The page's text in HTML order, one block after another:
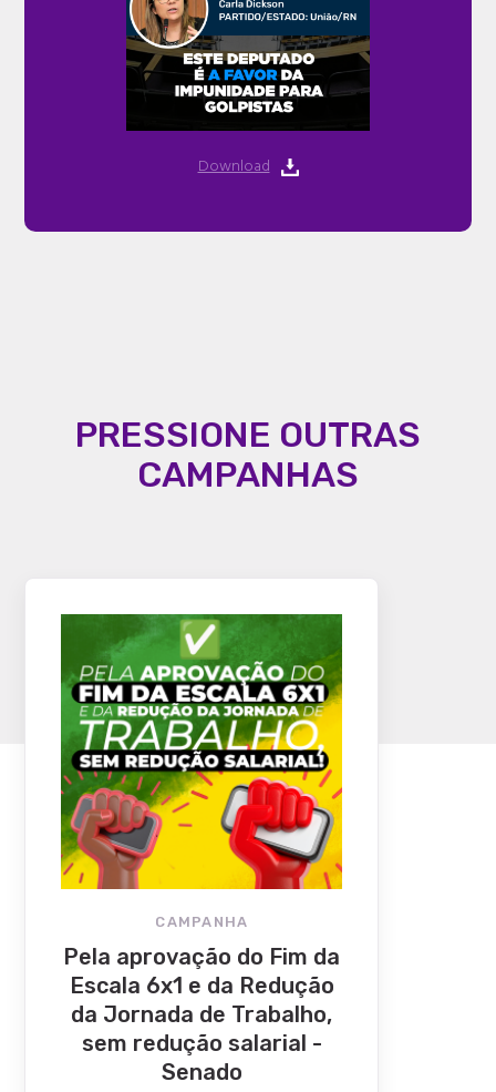
Download
PRESSIONE OUTRAS
CAMPANHAS
CAMPANHA
Pela aprovação do Fim da
Escala 6x1 e da Redução
da Jornada de Trabalho,
sem redução salarial -
Senado